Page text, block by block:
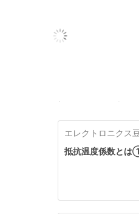
エレクトロニクス
抵抗温度係数と